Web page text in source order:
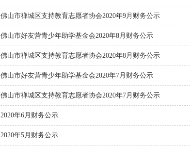
佛山市禅城区支持教育志愿者协会2020年9月财务公示
佛山市好友营青少年助学基金会2020年8月财务公示
佛山市禅城区支持教育志愿者协会2020年8月财务公示
佛山市好友营青少年助学基金会2020年7月财务公示
佛山市禅城区支持教育志愿者协会2020年7月财务公示
2020年6月财务公示
2020年5月财务公示